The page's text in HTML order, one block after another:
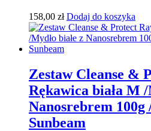
158,00 zł Dodaj do koszyka
Zestaw Cleanse &
Rękawica biała M /
Nanosrebrem
Sunbeam